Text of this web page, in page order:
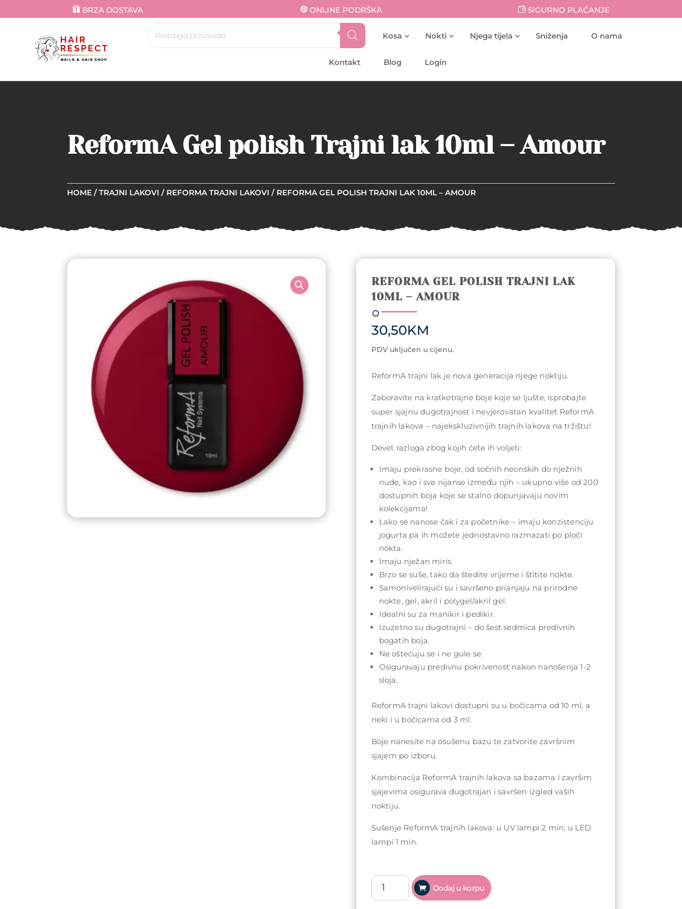
BRZA DOSTAVA ONLINE PODRŠKA SIGURNO PLAĆANJE
Products
search Kosa Nokti Njega tijela Sniženja O nama
Kontakt Blog Login
ReformA Gel polish Trajni lak 10ml – Amour
HOME / TRAJNI LAKOVI / REFORMA TRAJNI LAKOVI / REFORMA GEL POLISH TRAJNI LAK 10ML – AMOUR
REFORMA GEL POLISH TRAJNI LAK
10ML – AMOUR
30,50KM
PDV uključen u cijenu.
ReformA trajni lak je nova generacija njege noktiju.
Zaboravite na kratkotrajne boje koje se ljušte, isprobajte
super sjajnu dugotrajnost i nevjerovatan kvalitet ReformA
trajnih lakova – najekskluzivnijih trajnih lakova na tržištu!
Devet razloga zbog kojih ćete ih voljeti:
Imaju prekrasne boje, od sočnih neonskih do nježnih
nude, kao i sve nijanse između njih – ukupno više od 200
dostupnih boja koje se stalno dopunjavaju novim
kolekcijama!
Lako se nanose čak i za početnike – imaju konzistenciju
jogurta pa ih možete jednostavno razmazati po ploči
nokta.
Imaju nježan miris.
Brzo se suše, tako da štedite vrijeme i štitite nokte.
Samonivelirajući su i savršeno prianjaju na prirodne
nokte, gel, akril i polygel/akril gel.
Idealni su za manikir i pedikir.
Izuzetno su dugotrajni – do šest sedmica predivnih
bogatih boja.
Ne oštećuju se i ne gule se.
Osiguravaju predivnu pokrivenost nakon nanošenja 1-2
sloja.
ReformA trajni lakovi dostupni su u bočicama od 10 ml, a
neki i u bočicama od 3 ml.
Boje nanesite na osušenu bazu te zatvorite završnim
sjajem po izboru.
Kombinacija ReformA trajnih lakova sa bazama i završim
sjajevima osigurava dugotrajan i savršen izgled vaših
noktiju.
Sušenje ReformA trajnih lakova: u UV lampi 2 min, u LED
lampi 1 min.
ReformA
polish
Dodaj u korpu